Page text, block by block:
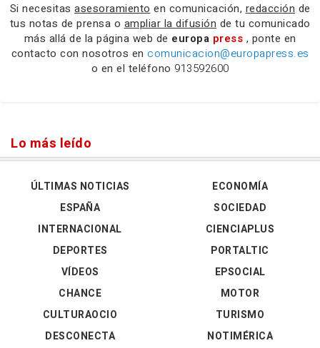
Si necesitas asesoramiento en comunicación, redacción de
tus notas de prensa o ampliar la difusión de tu comunicado
más allá de la página web de europa press , ponte en
contacto con nosotros en comunicacion@europapress.es
o en el teléfono 913592600
Lo más leído
ÚLTIMAS NOTICIAS
ESPAÑA
INTERNACIONAL
DEPORTES
VÍDEOS
ECONOMÍA
SOCIEDAD
CIENCIAPLUS
PORTALTIC
EPSOCIAL
CHANCE
CULTURAOCIO
DESCONECTA
MOTOR
TURISMO
NOTIMÉRICA